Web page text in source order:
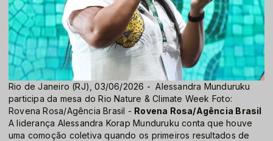
Rio de Janeiro (RJ), 03/06/2026 - Alessandra Munduruku
participa da mesa do Rio Nature & Climate Week Foto:
Rovena Rosa/Agência Brasil - Rovena Rosa/Agência Brasil
A liderança Alessandra Korap Munduruku conta que houve
uma comoção coletiva quando os primeiros resultados de